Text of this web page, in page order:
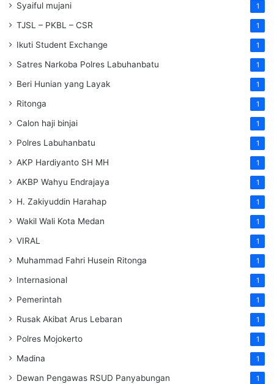
Syaiful mujani 1
TJSL – PKBL – CSR 1
Ikuti Student Exchange 1
Satres Narkoba Polres Labuhanbatu 1
Beri Hunian yang Layak 1
Ritonga 1
Calon haji binjai 1
Polres Labuhanbatu 1
AKP Hardiyanto SH MH 1
AKBP Wahyu Endrajaya 1
H. Zakiyuddin Harahap 1
Wakil Wali Kota Medan 1
VIRAL 1
Muhammad Fahri Husein Ritonga 1
Internasional 1
Pemerintah 1
Rusak Akibat Arus Lebaran 1
Polres Mojokerto 1
Madina 1
Dewan Pengawas RSUD Panyabungan 1